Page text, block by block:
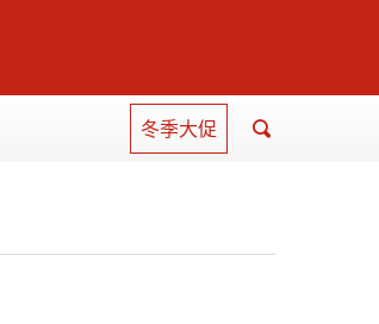
冬季大促